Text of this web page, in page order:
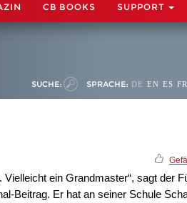
CB BOOKS SUPPORT
SUCHE: SPRACHE: DE EN ES FR
ein Grandmaster“, sagt der
Beitrag. Er hat an seiner Schule